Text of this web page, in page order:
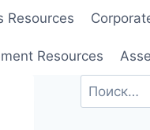
Resources
Resources
Найти: